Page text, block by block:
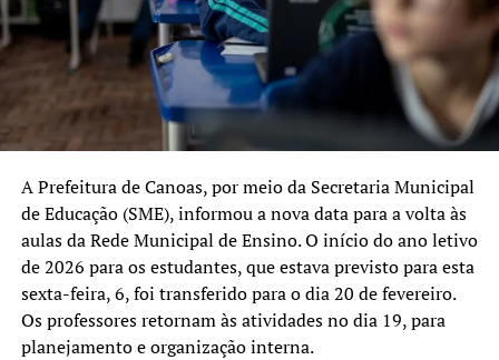
A Prefeitura de Canoas, por meio da Secretaria Municipal
de Educação (SME), informou a nova data para a volta às
aulas da Rede Municipal de Ensino. O início do ano letivo
de 2026 para os estudantes, que estava previsto para esta
sexta-feira, 6, foi transferido para o dia 20 de fevereiro.
Os professores retornam às atividades no dia 19, para
planejamento e organização interna.